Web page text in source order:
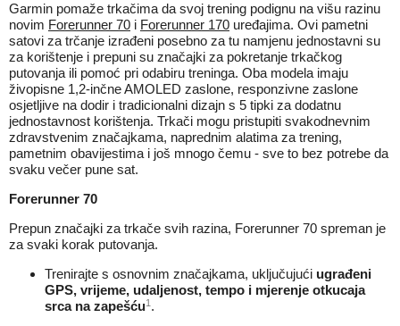
Garmin pomaže trkačima da svoj trening podignu na višu razinu
novim Forerunner 70 i Forerunner 170 uređajima. Ovi pametni
satovi za trčanje izrađeni posebno za tu namjenu jednostavni su
za korištenje i prepuni su značajki za pokretanje trkačkog
putovanja ili pomoć pri odabiru treninga. Oba modela imaju
živopisne 1,2-inčne AMOLED zaslone, responzivne zaslone
osjetljive na dodir i tradicionalni dizajn s 5 tipki za dodatnu
jednostavnost korištenja. Trkači mogu pristupiti svakodnevnim
zdravstvenim značajkama, naprednim alatima za trening,
pametnim obavijestima i još mnogo čemu - sve to bez potrebe da
svaku večer pune sat.
Forerunner 70
Prepun značajki za trkače svih razina, Forerunner 70 spreman je
za svaki korak putovanja.
Trenirajte s osnovnim značajkama, uključujući ugrađeni
GPS, vrijeme, udaljenost, tempo i mjerenje otkucaja
srca na zapešću1 .